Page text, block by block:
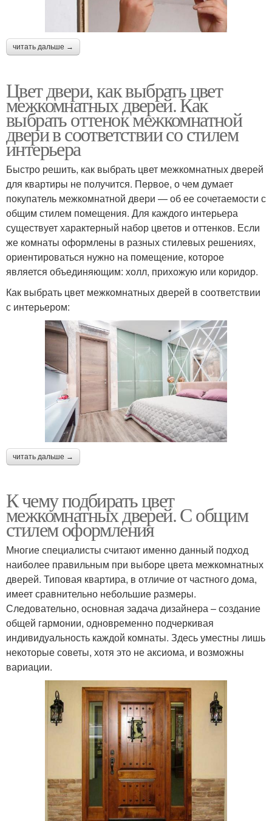
читать дальше →
Цвет двери, как выбрать цвет
межкомнатных дверей. Как
выбрать оттенок межкомнатной
двери в соответствии со стилем
интерьера
Быстро решить, как выбрать цвет межкомнатных дверей
для квартиры не получится. Первое, о чем думает
покупатель межкомнатной двери — об ее сочетаемости с
общим стилем помещения. Для каждого интерьера
существует характерный набор цветов и оттенков. Если
же комнаты оформлены в разных стилевых решениях,
ориентироваться нужно на помещение, которое
является объединяющим: холл, прихожую или коридор.
Как выбрать цвет межкомнатных дверей в соответствии
с интерьером:
читать дальше →
К чему подбирать цвет
межкомнатных дверей. С общим
стилем оформления
Многие специалисты считают именно данный подход
наиболее правильным при выборе цвета межкомнатных
дверей. Типовая квартира, в отличие от частного дома,
имеет сравнительно небольшие размеры.
Следовательно, основная задача дизайнера – создание
общей гармонии, одновременно подчеркивая
индивидуальность каждой комнаты. Здесь уместны лишь
некоторые советы, хотя это не аксиома, и возможны
вариации.